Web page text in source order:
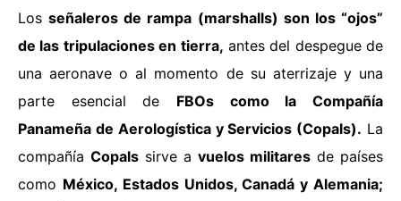
Losseñaleros de rampa (marshalls) son los “ojos”
de las tripulaciones en tierra, antes del despegue de
una aeronave o al momento de su aterrizaje y una
parte esencial de FBOs como la Compañía
Panameña de Aerologística y Servicios (Copals). La
compañía Copals sirve a vuelos militares de países
como México, Estados Unidos, Canadá y Alemania;